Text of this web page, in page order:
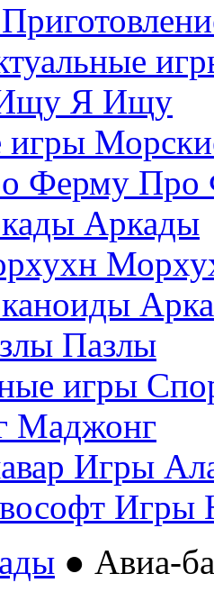
Я Ищу
Про
Аркады
Пазлы
Маджонг
Игры
Игры
● Авиа-